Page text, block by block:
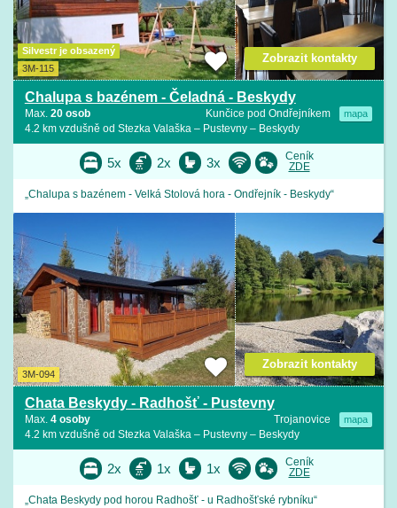
Silvestr je obsazený
3M-115
Chalupa s bazénem - Čeladná - Beskydy
Kunčice pod Ondřejníkem mapa
Max. 20 osob
4.2 km vzdušně od Stezka Valaška – Pustevny – Beskydy
Zobrazit kontakty
5x 2x 3x
Ceník
ZDE
„Chalupa s bazénem - Velká Stolová hora - Ondřejník - Beskydy“
3M-094
Chata Beskydy - Radhošť - Pustevny
Trojanovice mapa
Max. 4 osoby
4.2 km vzdušně od Stezka Valaška – Pustevny – Beskydy
Zobrazit kontakty
2x 1x 1x
Ceník
ZDE
„Chata Beskydy pod horou Radhošť - u Radhošťské rybníku“